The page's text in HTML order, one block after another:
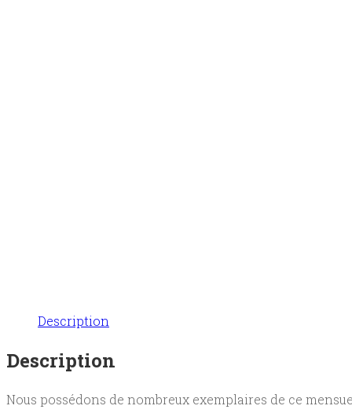
Description
Description
Nous possédons de nombreux exemplaires de ce